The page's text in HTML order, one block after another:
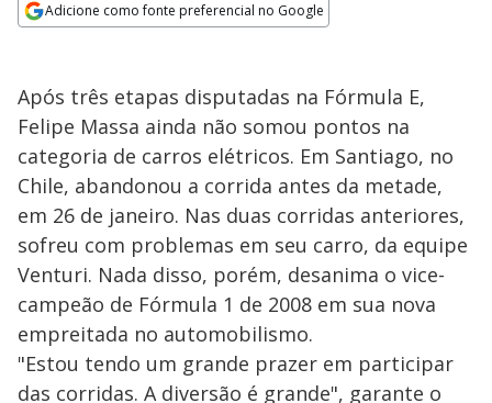
Adicione como fonte preferencial no Google
Após três etapas disputadas na Fórmula E,
Felipe Massa ainda não somou pontos na
categoria de carros elétricos. Em Santiago, no
Chile, abandonou a corrida antes da metade,
em 26 de janeiro. Nas duas corridas anteriores,
sofreu com problemas em seu carro, da equipe
Venturi. Nada disso, porém, desanima o vice-
campeão de Fórmula 1 de 2008 em sua nova
empreitada no automobilismo.
"Estou tendo um grande prazer em participar
das corridas. A diversão é grande", garante o